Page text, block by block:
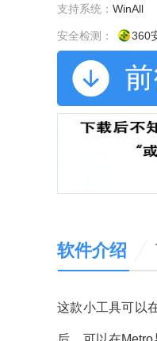
支持系统： WinAll
安全检测： 360
软件介绍
这款小工具可以